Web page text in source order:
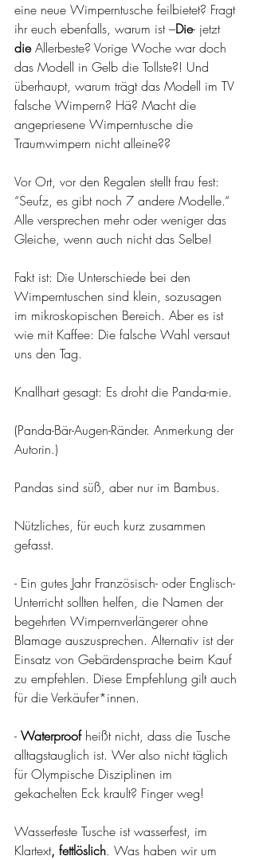
eine neue Wimperntusche feilbietet? Fragt
ihr euch ebenfalls, warum ist –Die- jetzt
die Allerbeste? Vorige Woche war doch
das Modell in Gelb die Tollste?! Und
überhaupt, warum trägt das Modell im TV
falsche Wimpern? Hä? Macht die
angepriesene Wimperntusche die
Traumwimpern nicht alleine??
Vor Ort, vor den Regalen stellt frau fest:
“Seufz, es gibt noch 7 andere Modelle.“
Alle versprechen mehr oder weniger das
Gleiche, wenn auch nicht das Selbe!
Fakt ist: Die Unterschiede bei den
Wimperntuschen sind klein, sozusagen
im mikroskopischen Bereich. Aber es ist
wie mit Kaffee: Die falsche Wahl versaut
uns den Tag.
Knallhart gesagt: Es droht die Panda-mie.
(Panda-Bär-Augen-Ränder. Anmerkung der
Autorin.)
Pandas sind süß, aber nur im Bambus.
Nützliches, für euch kurz zusammen
gefasst.
- Ein gutes Jahr Französisch- oder Englisch-
Unterricht sollten helfen, die Namen der
begehrten Wimpernverlängerer ohne
Blamage auszusprechen. Alternativ ist der
Einsatz von Gebärdensprache beim Kauf
zu empfehlen. Diese Empfehlung gilt auch
für die Verkäufer*innen.
- Waterproof heißt nicht, dass die Tusche
alltagstauglich ist. Wer also nicht täglich
für Olympische Disziplinen im
gekachelten Eck krault? Finger weg!
Wasserfeste Tusche ist wasserfest, im
Klartext, fettlöslich. Was haben wir um